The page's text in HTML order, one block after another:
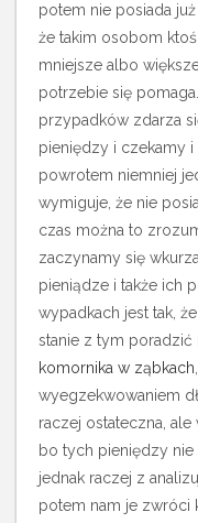
potem nie posiada
że takim osobom
mniejsze albo
potrzebie się
przypadków zdarza
pieniędzy i czekamy
powrotem niemniej
wymiguje, że nie
czas można to
zaczynamy się
pieniądze i także ich
wypadkach jest tak,
stanie z tym poradzić
komornika w ząbkach
wyegzekwowaniem
raczej ostateczna,
bo tych pieniędzy
jednak raczej z
potem nam je zwróci